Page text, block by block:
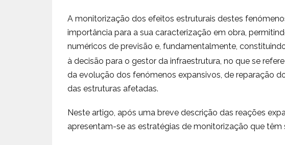
A monitorização dos efeitos estruturais destes
importância para a sua caracterização em obra,
numéricos de previsão e, fundamentalmente, constit
à decisão para o gestor da infraestrutura, no que se
da evolução dos fenómenos expansivos, de reparação
das estruturas afetadas.
Neste artigo, após uma breve descrição das reações
apresentam-se as estratégias de monitorização que têm